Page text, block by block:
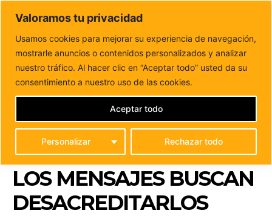
Valoramos tu privacidad
Usamos cookies para mejorar su experiencia de navegación,
mostrarle anuncios o contenidos personalizados y analizar
nuestro tráfico. Al hacer clic en “Aceptar todo” usted da su
consentimiento a nuestro uso de las cookies.
Personalizar Rechazar todo
Aceptar todo
DUNAS FM
Tu informacion de forma cercana
Inicio CANARIAS
El odio contra los inmigrantes se dispara
en redes sociales: el 85%...
EL ODIO CONTRA LOS
INMIGRANTES SE
DISPARA EN REDES
SOCIALES: EL 85% DE
LOS MENSAJES BUSCAN
DESACREDITARLOS